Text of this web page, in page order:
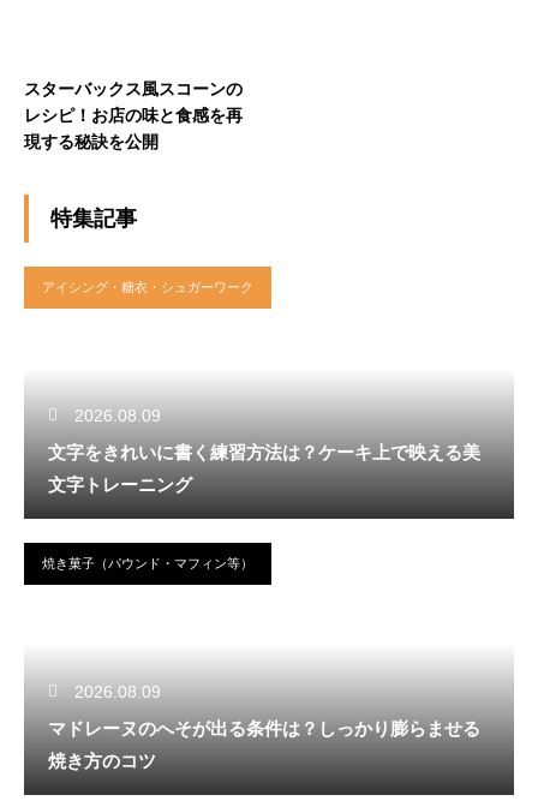
スターバックス風スコーンの
レシピ！お店の味と食感を再
現する秘訣を公開
特集記事
アイシング・糖衣・シュガーワーク
2026.08.09
文字をきれいに書く練習方法は？ケーキ上で映える美
文字トレーニング
焼き菓子（パウンド・マフィン等）
2026.08.09
マドレーヌのへそが出る条件は？しっかり膨らませる
焼き方のコツ